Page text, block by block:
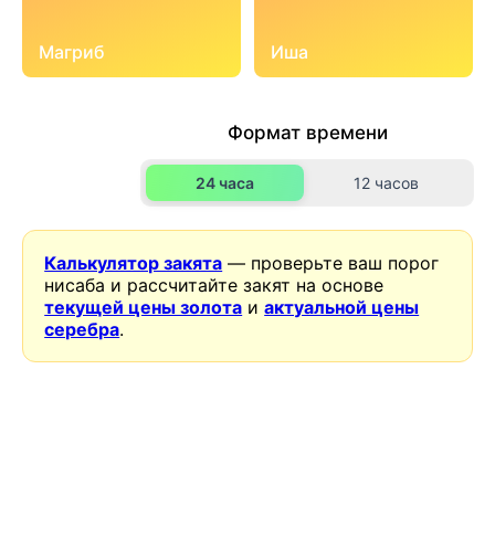
Магриб Иша
Формат времени
24 часа 12 часов
Калькулятор закята — проверьте ваш порог
нисаба и рассчитайте закят на основе
текущей цены золота иактуальной цены
серебра.